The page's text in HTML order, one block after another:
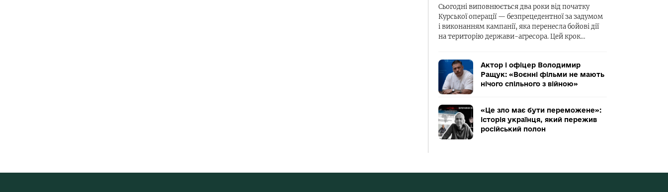
Сьогодні виповнюється два роки від початку
Курської операції — безпрецедентної за задумом
і виконанням кампанії, яка перенесла бойові дії
на територію держави-агресора. Цей крок…
Актор і офіцер Володимир
Ращук: «Воєнні фільми не мають
нічого спільного з війною»
«Це зло має бути переможене»:
історія українця, який пережив
російський полон